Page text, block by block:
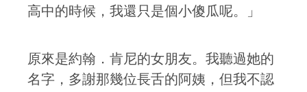
高中的時候，我還只是個小傻瓜呢。」
原來是約翰．肯尼的女朋友。我聽過她的
名字，多謝那幾位長舌的阿姨，但我不認